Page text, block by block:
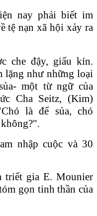
nay phải biết im
tệ nạn xã hội xảy ra
che đậy, giấu kín.
lặng như những loại
một từ ngữ của
Cha Seitz, (Kim)
Chó là để sủa, chó
nhập cuộc và 30
gia E. Mounier
gọn tinh thần của